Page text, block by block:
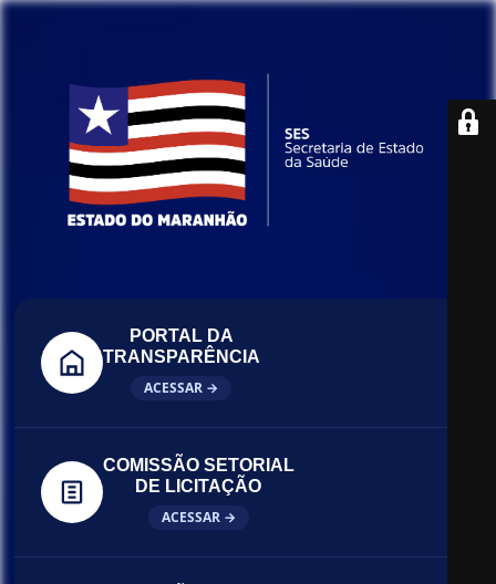
PORTAL DA
TRANSPARÊNCIA
ACESSAR →
COMISSÃO SETORIAL
DE LICITAÇÃO
ACESSAR →